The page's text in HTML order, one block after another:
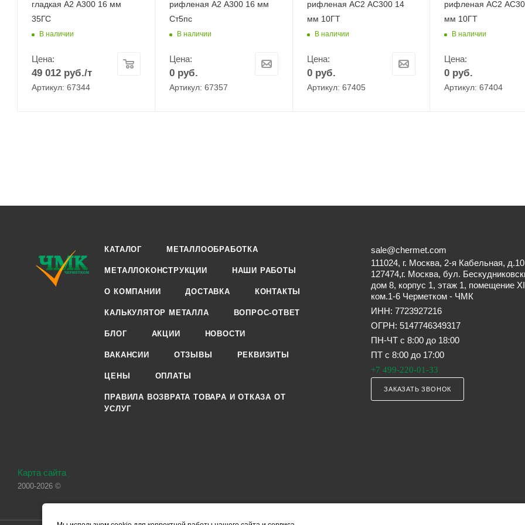
гладкая А2 А300 16 мм
35ГС
В наличии
Цена:
49 012 руб./т
Артикул: 67344
рифленая А2 А300 16 мм
Ст5пс
В наличии
Цена:
0руб.
Артикул: 67357
рифленая АС2 АС300 14
мм 10ГТ
В наличии
Цена:
0руб.
Артикул: 67405
рифленая АС2
мм 10ГТ
В наличии
Цена:
0 руб.
Артикул: 67404
КАТАЛОГ МЕТАЛЛООБРАБОТКА
МЕТАЛЛОКОНСТРУКЦИИ НАШИ РАБОТЫ
О КОМПАНИИ ДОСТАВКА КОНТАКТЫ
КАЛЬКУЛЯТОР МЕТАЛЛА ВОПРОС-ОТВЕТ
БЛОГ АКЦИИ НОВОСТИ
ВАКАНСИИ ОТЗЫВЫ РЕКВИЗИТЫ
ЦЕНЫ ОПЛАТЫ
ПРАВИЛА ВОЗВРАТА ТОВАРА И ОТКАЗА ОТ
УСЛУГ
sale@chermet.com
111024, г. Москва, 2-я Кабельная, д.10
127474,г. Москва, бул.
дом 8, корпус 1, этаж 1, помещение
ком.1-6 Черметком - ЧМК
ИНН: 7723927216
ОГРН: 5147746349317
ПН-ЧТ с 8:00 до 18:00
ПТ с 8:00 до 17:00
+7 499-220-01-33
ЗАКАЗАТЬ ЗВОНОК
Карта сайта
2000-2026 ©